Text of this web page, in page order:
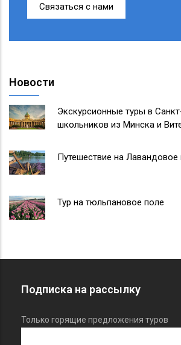
Связаться с нами
Новости
Экскурсионные туры в
школьников из Минска и
Путешествие на Лавандовое
Тур на тюльпановое поле
Подписка на рассылку
Только горящие предложения туров